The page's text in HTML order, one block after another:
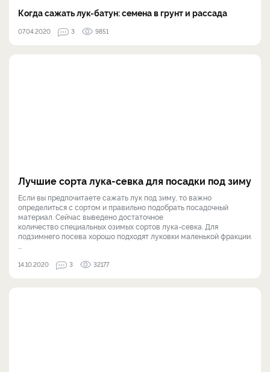
Когда сажать лук-батун: семена в грунт и рассада
07.04.2020 3 9851
Лучшие сорта лука-севка для посадки под зиму
Если вы предпочитаете сажать лук под зиму, то важно
определиться с сортом и правильно подобрать посадочный
материал. Сейчас выведено достаточное
количество специальных озимых сортов лука-севка. Для
подзимнего посева хорошо подходят луковки маленькой фракции.
14.10.2020 3 32177